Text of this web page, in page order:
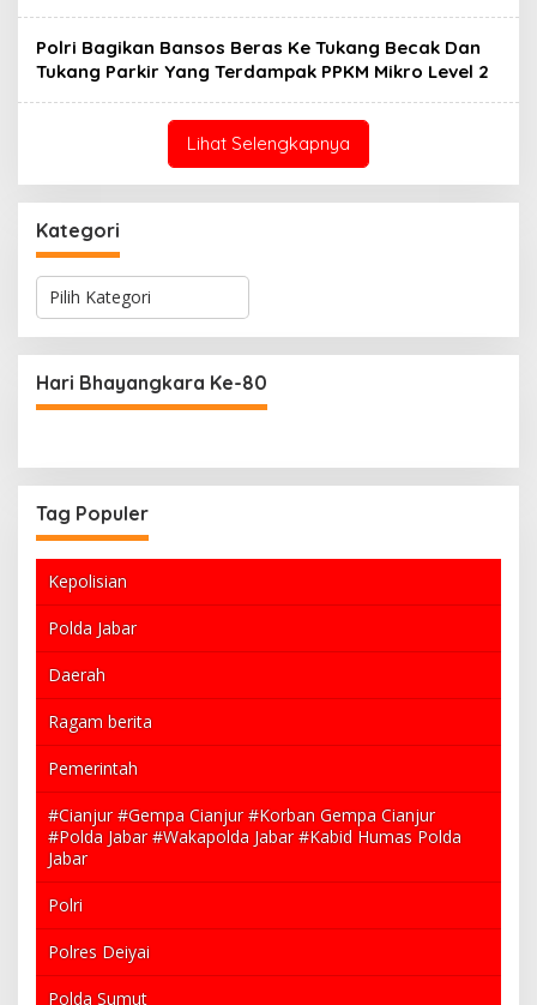
Polri Bagikan Bansos Beras Ke Tukang Becak Dan
Tukang Parkir Yang Terdampak PPKM Mikro Level 2
Lihat Selengkapnya
Kategori
K
e
g
o
r
Hari Bhayangkara Ke-80
Tag Populer
Kepolisian
Polda Jabar
Daerah
Ragam berita
Pemerintah
#Cianjur #Gempa Cianjur #Korban Gempa Cianjur
#Polda Jabar #Wakapolda Jabar #Kabid Humas Polda
Jabar
Polri
Polres Deiyai
Polda Sumut